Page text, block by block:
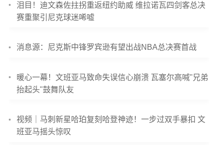
泪目！迪文森佐拄拐重返纽约助威 维拉诺瓦四剑客总决
赛重聚引尼克球迷唏嘘
消息源：尼克斯中锋罗宾逊有望出战NBA总决赛首战
暖心一幕！文班亚马致命失误信心崩溃 瓦塞尔高喊"兄弟
抬起头"鼓舞队友
视频｜马刺新星哈珀复刻哈登神迹！一步过双手暴扣 文
班亚马摇头惊叹